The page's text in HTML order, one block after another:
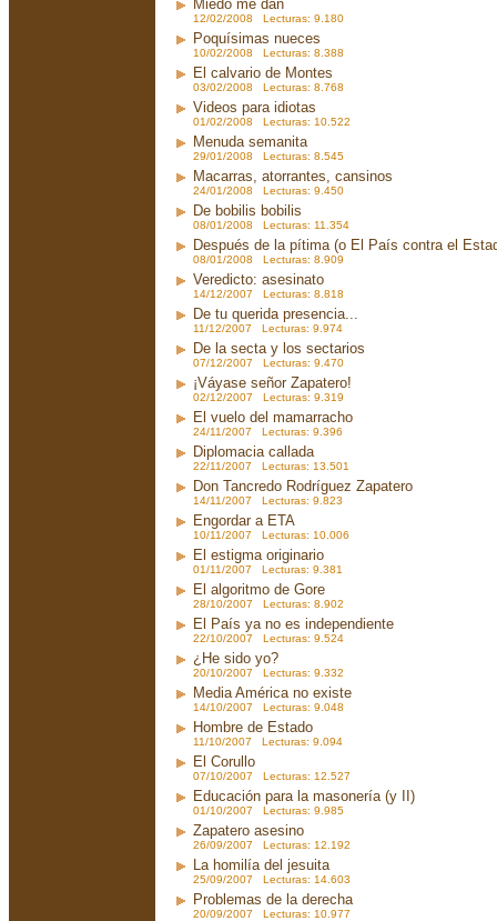
Miedo me dan
12/02/2008 Lecturas: 9.180
Poquísimas nueces
10/02/2008 Lecturas: 8.388
El calvario de Montes
03/02/2008 Lecturas: 8.768
Videos para idiotas
01/02/2008 Lecturas: 10.522
Menuda semanita
29/01/2008 Lecturas: 8.545
Macarras, atorrantes, cansinos
24/01/2008 Lecturas: 9.450
De bobilis bobilis
08/01/2008 Lecturas: 11.354
Después de la pítima (o El País contra el
08/01/2008 Lecturas: 8.909
Veredicto: asesinato
14/12/2007 Lecturas: 8.818
De tu querida presencia...
11/12/2007 Lecturas: 9.974
De la secta y los sectarios
07/12/2007 Lecturas: 9.470
¡Váyase señor Zapatero!
02/12/2007 Lecturas: 9.319
El vuelo del mamarracho
24/11/2007 Lecturas: 9.396
Diplomacia callada
22/11/2007 Lecturas: 13.501
Don Tancredo Rodríguez Zapatero
14/11/2007 Lecturas: 9.823
Engordar a ETA
10/11/2007 Lecturas: 10.006
El estigma originario
01/11/2007 Lecturas: 9.381
El algoritmo de Gore
28/10/2007 Lecturas: 8.902
El País ya no es independiente
22/10/2007 Lecturas: 9.524
¿He sido yo?
20/10/2007 Lecturas: 9.332
Media América no existe
14/10/2007 Lecturas: 9.048
Hombre de Estado
11/10/2007 Lecturas: 9.094
El Corullo
07/10/2007 Lecturas: 12.527
Educación para la masonería (y II)
01/10/2007 Lecturas: 9.985
Zapatero asesino
26/09/2007 Lecturas: 12.192
La homilía del jesuita
25/09/2007 Lecturas: 14.603
Problemas de la derecha
20/09/2007 Lecturas: 10.977